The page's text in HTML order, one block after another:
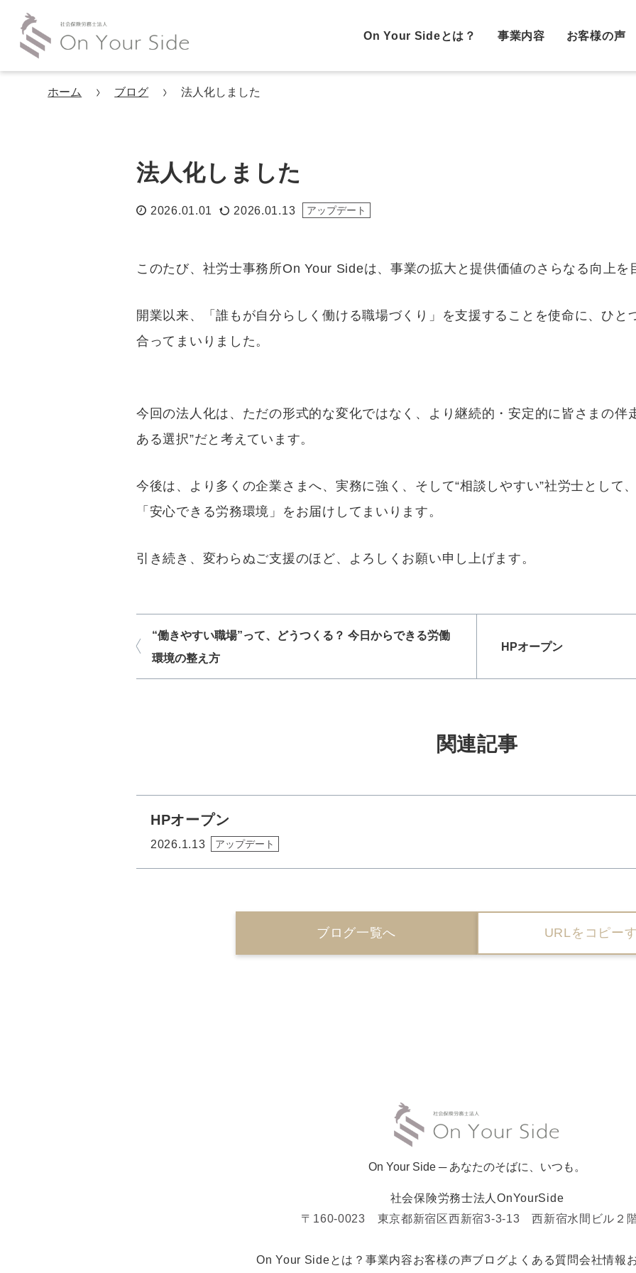
On Your Sideとは？ 事業内容 お客様の声
ホーム ブログ 法人化しました
法人化しました
2026.01.01 2026.01.13 アップデート
このたび、社労士事務所On Your Sideは、事業の拡大と提供価値のさらなる向上
開業以来、「誰もが自分らしく働ける職場づくり」を支援することを使命に、ひと
合ってまいりました。
今回の法人化は、ただの形式的な変化ではなく、より継続的・安定的に皆さまの伴
ある選択”だと考えています。
今後は、より多くの企業さまへ、実務に強く、そして“相談しやすい”社労士として
「安心できる労務環境」をお届けしてまいります。
引き続き、変わらぬご支援のほど、よろしくお願い申し上げます。
“働きやすい職場”って、どうつくる？ 今日からできる労働
環境の整え方
HPオープン
関連記事
HPオープン
2026.1.13 アップデート
ブログ一覧へ URLをコピー
On Your Side ─ あなたのそばに、いつも。
社会保険労務士法人OnYourSide
〒160-0023 東京都新宿区西新宿3-3-13 西新宿水間ビル２
On Your Sideとは？ 事業内容お客様の声ブログよくある質問会社情報